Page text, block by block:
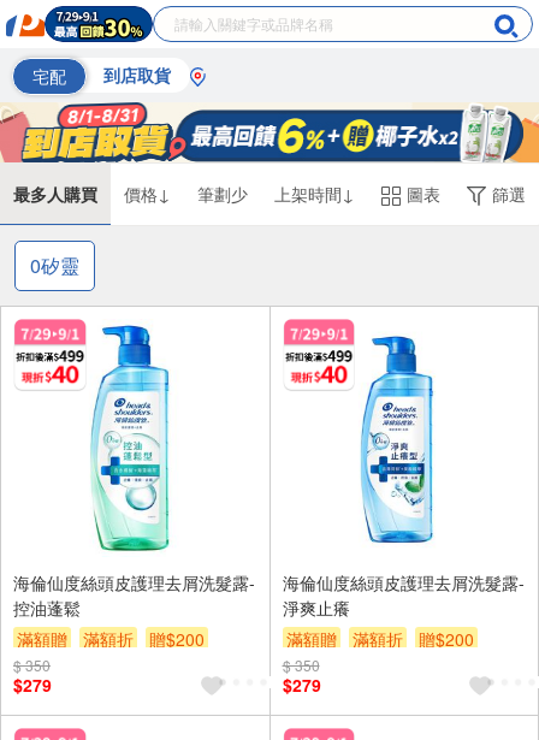
宅配 到店取貨
最多人購買 價格↓ 筆劃少 上架時間↓ 圖表 篩選
0矽靈
海倫仙度絲頭皮護理去屑洗髮露-
控油蓬鬆
滿額贈
滿額折 贈$200
$ 350
$279
海倫仙度絲頭皮護理去屑洗髮露-
淨爽止癢
滿額贈
滿額折 贈$200
$ 350
$279